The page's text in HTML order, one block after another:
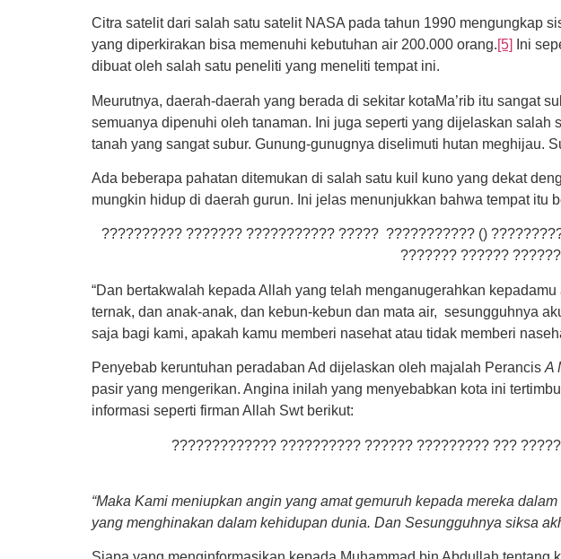
Citra satelit dari salah satu satelit NASA pada tahun 1990 mengungkap
yang diperkirakan bisa memenuhi kebutuhan air 200.000 orang.[5]
Ini
dibuat oleh salah satu peneliti yang meneliti tempat ini.
Meurutnya, daerah-daerah yang berada di sekitar kotaMa’rib itu sangat
semuanya dipenuhi oleh tanaman. Ini juga seperti yang dijelaskan
tanah yang sangat subur. Gunung-gunugnya diselimuti hutan meghijau.
Ada beberapa pahatan ditemukan di salah satu kuil kuno yang dekat
mungkin hidup di daerah gurun. Ini jelas menunjukkan bahwa tempat
?????????? ??????? ??????????? ????? ??????????? ()
??????? ??????
“Dan bertakwalah kepada Allah yang telah menganugerahkan
ternak, dan anak-anak, dan kebun-kebun dan mata air, sesungguhnya
saja bagi kami, apakah kamu memberi nasehat atau tidak memberi
Penyebab keruntuhan peradaban Ad dijelaskan oleh majalah Perancis A
pasir yang mengerikan. Angina inilah yang menyebabkan kota ini
informasi seperti firman Allah Swt berikut:
????????????? ?????????? ?????? ????????? ???
“Maka Kami meniupkan angin yang amat gemuruh kepada mereka
yang menghinakan dalam kehidupan dunia. Dan Sesungguhnya siksa